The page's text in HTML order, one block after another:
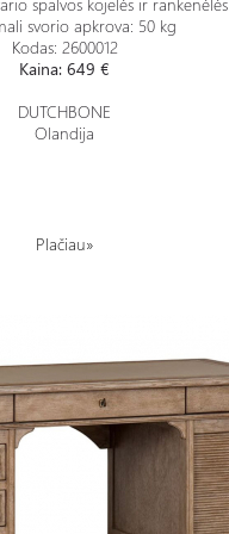
svorio apkrova: 50 kg
Kodas: 2600012
Kaina: 649 €
DUTCHBONE
Olandija
Plačiau»